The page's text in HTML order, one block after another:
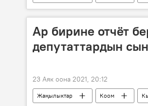
Ар бирине отчёт
депутаттардын
23 Аяк оона 2021, 20:12
Жаңылыктар Коом